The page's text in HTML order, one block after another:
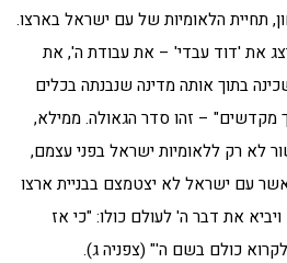
תחיית הלאומיות של עם ישראל בארצו.
את 'דוד עבדי' – את עבודת ה', את
בתוך אותה מדינה שנבנתה בכלים
מקדשים" – זהו סדר הגאולה. ממילא,
לא רק ללאומיות ישראל בפני עצמם,
עם ישראל לא יצטמצם בבניית ארצו
ויביא את דבר ה' לעולם כולו: "כי אז
כולם בשם ה'" (צפניה ג).